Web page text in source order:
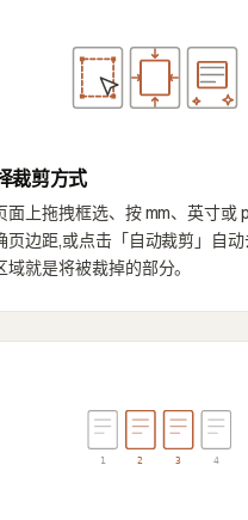
裁剪方式
面上拖拽框选、按 mm、英寸或
页边距,或点击「自动裁剪」自
域就是将被裁掉的部分。
1 2 3 4